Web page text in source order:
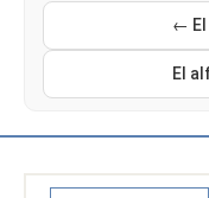
← El
El